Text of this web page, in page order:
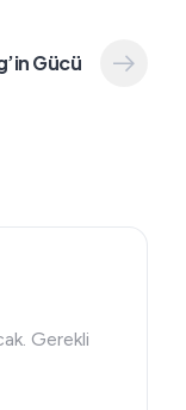
Gücü
Gerekli